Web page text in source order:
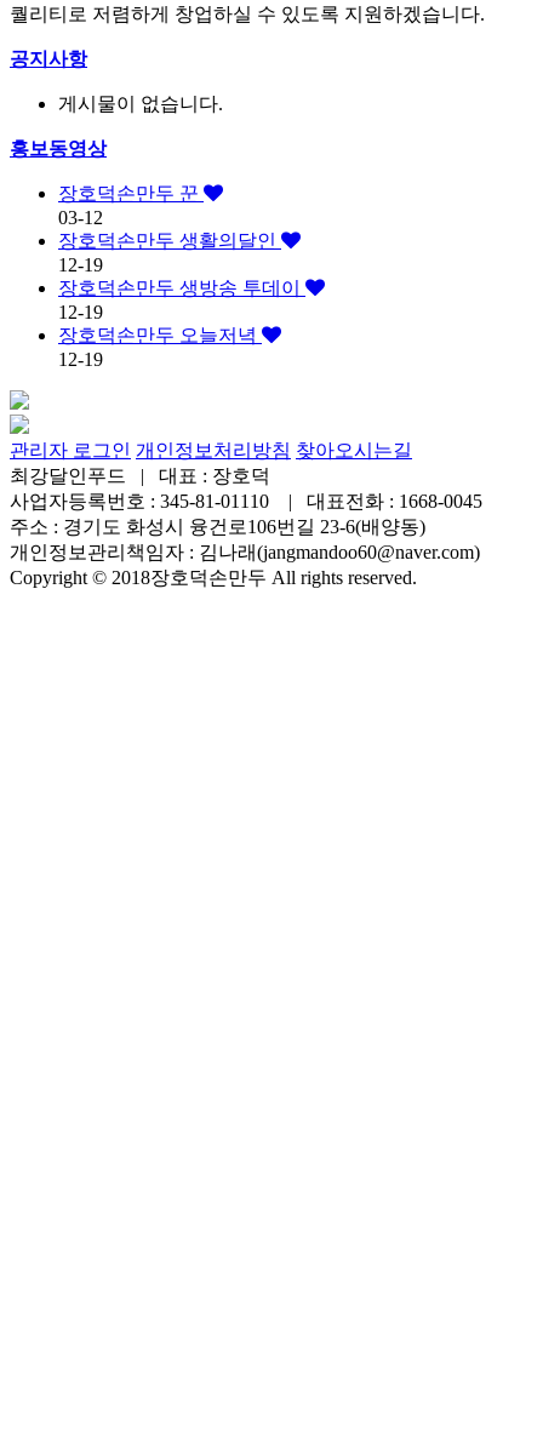
퀄리티로 저렴하게 창업하실 수 있도록 지원하겠습니다.
공지사항
게시물이 없습니다.
홍보동영상
장호덕손만두 꾼
03-12
장호덕손만두 생활의달인
12-19
장호덕손만두 생방송 투데이
12-19
장호덕손만두 오늘저녁
12-19
관리자 로그인 개인정보처리방침 찾아오시는길
최강달인푸드 | 대표 : 장호덕
사업자등록번호 : 345-81-01110 | 대표전화 : 1668-0045
주소 : 경기도 화성시 융건로106번길 23-6(배양동)
개인정보관리책임자 : 김나래(jangmandoo60@naver.com)
Copyright © 2018장호덕손만두 All rights reserved.